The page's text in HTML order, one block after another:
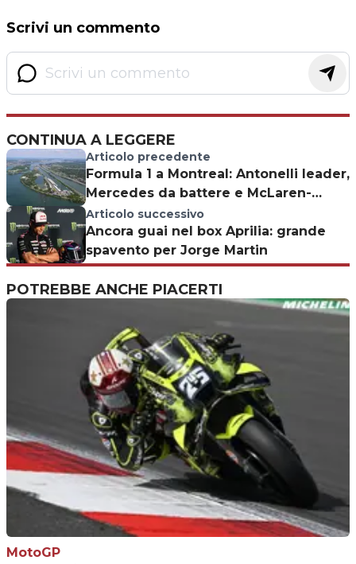
Scrivi un commento
CONTINUA A LEGGERE
Articolo precedente
Formula 1 a Montreal: Antonelli leader,
Mercedes da battere e McLaren-
Ferrari pronte all’assalto nel GP del
Canada
Articolo successivo
Ancora guai nel box Aprilia: grande
spavento per Jorge Martin
POTREBBE ANCHE PIACERTI
MotoGP